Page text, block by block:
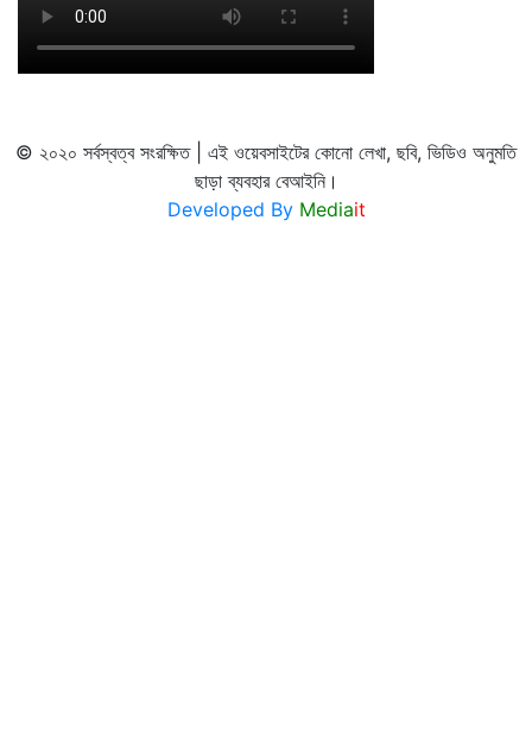
© ২০২০ সর্বস্বত্ব সংরক্ষিত | এই ওয়েবসাইটের কোনো লেখা, ছবি, ভিডিও অনুমতি
ছাড়া ব্যবহার বেআইনি।
Developed By Mediait